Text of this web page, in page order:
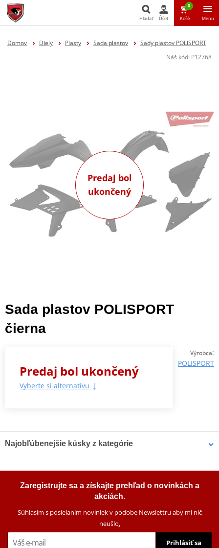
Hľadať
Hľadať Účet
0
Košík Menu
Domov Diely Plasty Sada plastov
Sady plastov POLISPORT
Náš kód: P12768
Predaj bol
ukončený
Sada plastov POLISPORT
čierna
Výrobca:
POLISPORT
Predaj bol ukončený
Vyberte si alternatívu
Najobľúbenejšie kúsky z kategórie
91668 čierna
91669 červená
Zaregistrujte sa a získajte prehľad o novinkách a
akciách.
Súhlasím s posielaním noviniek v podobe Newslettru aby mi nič
neušlo.
Prihlásiť sa